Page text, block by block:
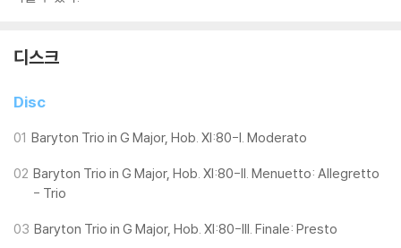
디스크
Disc
01 Baryton Trio in G Major, Hob. XI:80-I. Moderato
02 Baryton Trio in G Major, Hob. XI:80-II. Menuetto: Allegretto
- Trio
03 Baryton Trio in G Major, Hob. XI:80-III. Finale: Presto